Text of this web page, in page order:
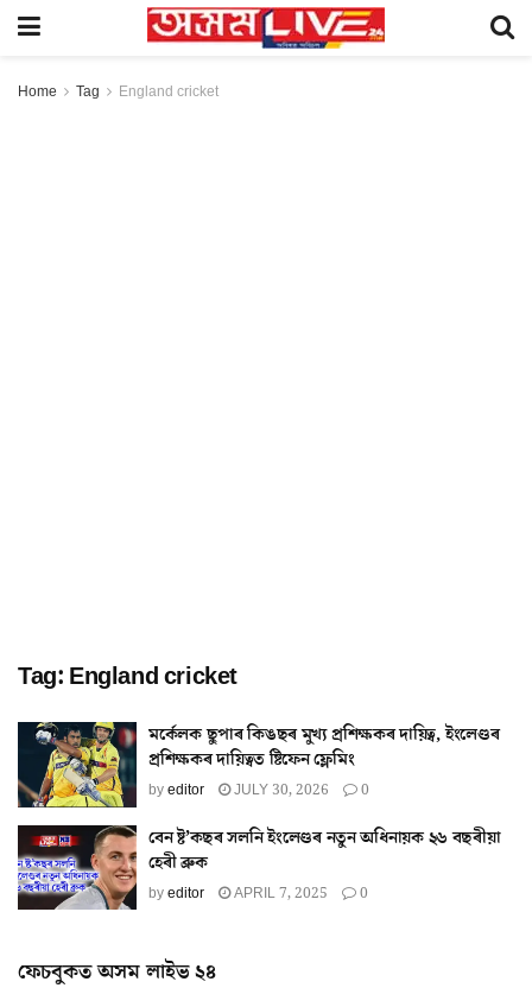
Home Tag England cricket
Tag: England cricket
মৰ্কেলক ছুপাৰ কিঙছৰ মুখ্য প্ৰশিক্ষকৰ দায়িত্ব, ইংলেণ্ডৰ
প্ৰশিক্ষকৰ দায়িত্বত ষ্টিফেন ফ্লেমিং
byeditor JULY 30, 2026 0
বেন ষ্ট’কছৰ সলনি ইংলেণ্ডৰ নতুন অধিনায়ক ২৬ বছৰীয়া
হেৰী ব্ৰুক
byeditor APRIL 7, 2025 0
ফেচবুকত অসম লাইভ ২৪